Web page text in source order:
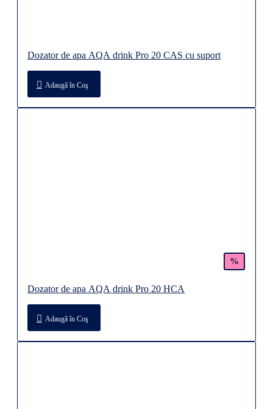
Dozator de apa AQA drink Pro 20 CAS cu suport
Adaugă în Coş
%
Dozator de apa AQA drink Pro 20 HCA
Adaugă în Coş